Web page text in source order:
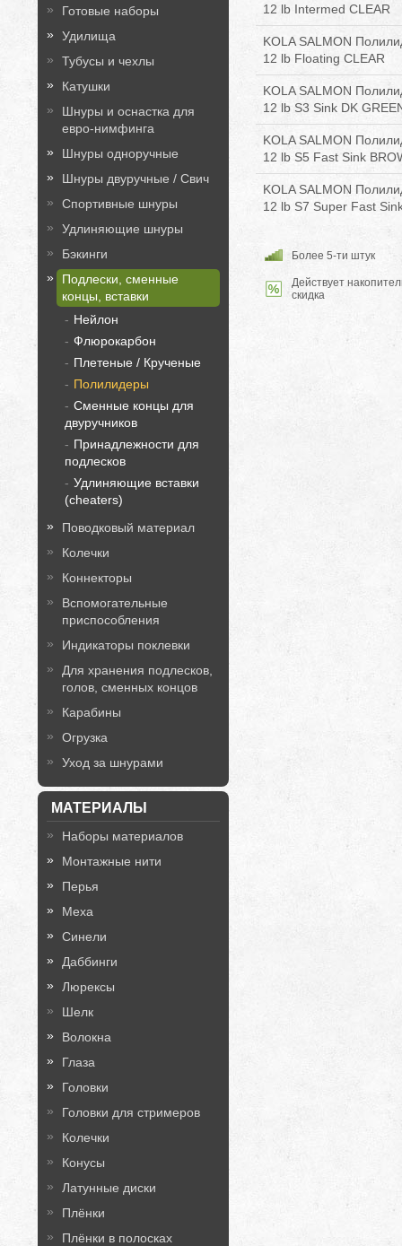
Готовые наборы
Удилища
Тубусы и чехлы
Катушки
Шнуры и оснастка для
евро-нимфинга
Шнуры одноручные
Шнуры двуручные / Свич
Спортивные шнуры
Удлиняющие шнуры
Бэкинги
Подлески, сменные
концы, вставки
Нейлон
Флюрокарбон
Плетеные / Крученые
Полилидеры
Сменные концы для
двуручников
Принадлежности для
подлесков
Удлиняющие вставки
(cheaters)
Поводковый материал
Колечки
Коннекторы
Вспомогательные
приспособления
Индикаторы поклевки
Для хранения подлесков,
голов, сменных концов
Карабины
Огрузка
Уход за шнурами
МАТЕРИАЛЫ
Наборы материалов
Монтажные нити
Перья
Меха
Синели
Даббинги
Люрексы
Шелк
Волокна
Глаза
Головки
Головки для стримеров
Колечки
Конусы
Латунные диски
Плёнки
Плёнки в полосках
12 lb Intermed CLEAR
KOLA SALMON
12 lb Floating CLEAR
KOLA SALMON
12 lb S3 Sink DK
KOLA SALMON
12 lb S5 Fast Sink
KOLA SALMON
12 lb S7 Super Fast
Более 5-ти штук
Действует
скидка